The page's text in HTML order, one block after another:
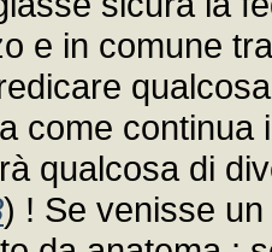
e in comune
come continua
qualcosa di
) ! Se venisse